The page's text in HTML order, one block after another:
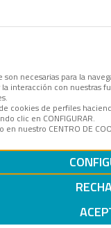
necesarias para la
interacción con
cookies de perfiles
clic en CONFIGURAR.
nuestro CENTRO DE